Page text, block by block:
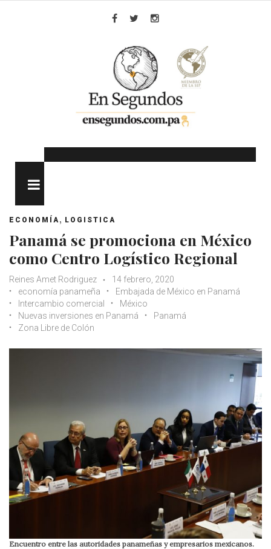
ECONOMÍA, LOGISTICA
Panamá se promociona en México
como Centro Logístico Regional
Reines Amet Rodriguez
14 febrero, 2020
economía panameña
Embajada de México en Panamá
Intercambio comercial
México
Nuevas inversiones en Panamá
Panamá
Zona Libre de Colón
Encuentro entre las autoridades panameñas y empresarios mexicanos.